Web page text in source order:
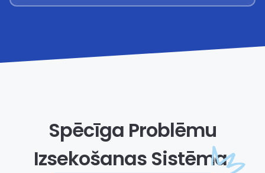
Spēcīga Problēmu
Izsekošanas Sistēma,